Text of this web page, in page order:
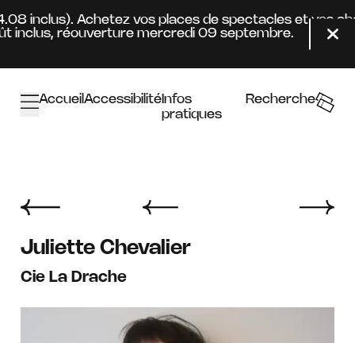
inclus). Achetez vos places de spectacles et vos
réouverture mercredi 09 septembre.
AccueilAccessibilitéInfos
pratiques
Recherche
Juliette Chevalier
Cie La Drache